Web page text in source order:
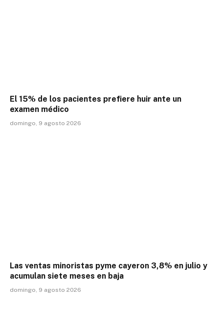
El 15% de los pacientes prefiere huir ante un
examen médico
domingo, 9 agosto 2026
Las ventas minoristas pyme cayeron 3,8% en julio y
acumulan siete meses en baja
domingo, 9 agosto 2026